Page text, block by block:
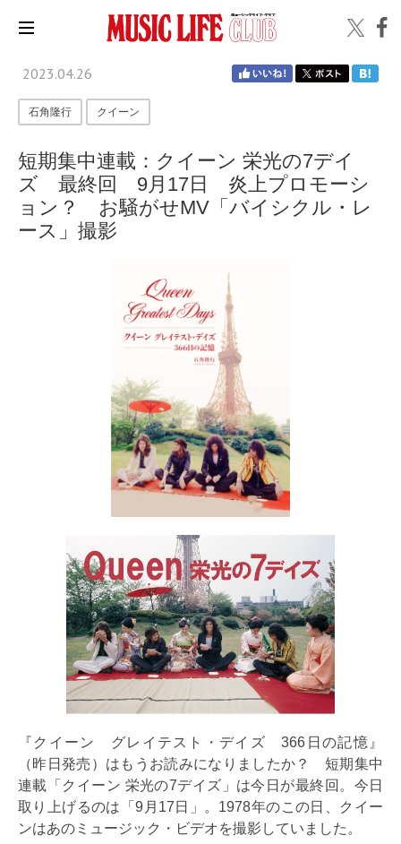
2023.04.26
石角隆行 クイーン
短期集中連載：クイーン 栄光の7デイ
ズ 最終回 9月17日 炎上プロモーシ
ョン？ お騒がせMV「バイシクル・レ
ース」撮影
『クイーン グレイテスト・デイズ 366日の記憶』
（昨日発売）はもうお読みになりましたか？ 短期集中
連載「クイーン 栄光の7デイズ」は今日が最終回。今日
取り上げるのは「9月17日」。1978年のこの日、クイー
ンはあのミュージック・ビデオを撮影していました。